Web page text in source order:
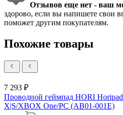
Отзывов еще нет - ваш
здорово, если вы напишете свои
поможет другим покупателям.
Похожие товары
7 293 ₽
Проводной геймпад HORI
X|S/XBOX One/PC (AB01-001E)